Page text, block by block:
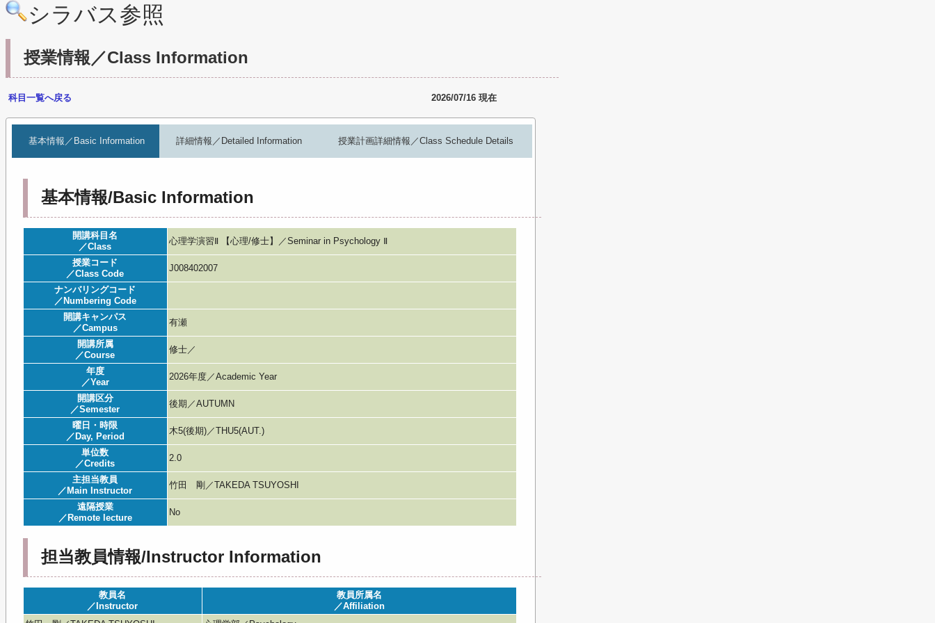
シラバス参照
授業情報／Class Information
科目一覧へ戻る 2026/07/16 現在
基本情報／Basic Information 詳細情報／Detailed Information 授業計画詳細情報／Class Schedule Details
基本情報/Basic Information
開講科目名
／Class
心理学演習Ⅱ 【心理/修士】／Seminar in Psychology Ⅱ
授業コード
／Class Code
J008402007
ナンバリングコード
／Numbering Code
開講キャンパス
／Campus
有瀬
開講所属
／Course
修士／
年度
／Year
2026年度／Academic Year
開講区分
／Semester
後期／AUTUMN
曜日・時限
／Day, Period
木5(後期)／THU5(AUT.)
単位数
／Credits
2.0
主担当教員
／Main Instructor
竹田 剛／TAKEDA TSUYOSHI
遠隔授業
／Remote lecture
No
担当教員情報/Instructor Information
教員名
／Instructor
教員所属名
／Affiliation